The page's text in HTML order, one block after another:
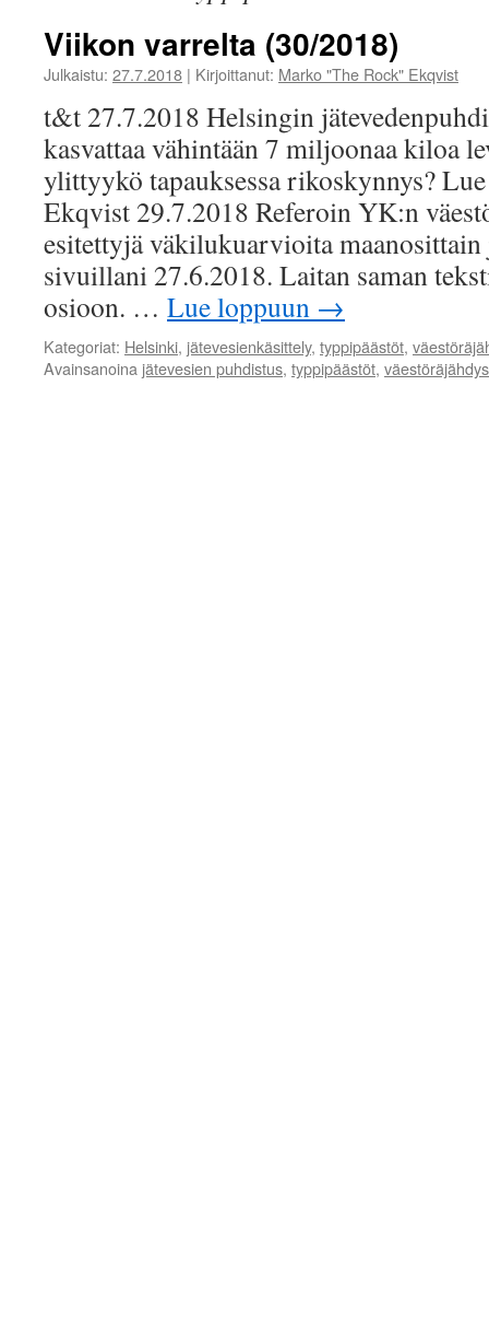
Viikon varrelta (30/2018)
Julkaistu: 27.7.2018 | Kirjoittanut: Marko "The Rock" Ekqvist
t&t 27.7.2018 Helsingin
kasvattaa vähintään 7 miljoonaa kiloa
ylittyykö tapauksessa rikoskynnys?
Ekqvist 29.7.2018 Referoin YK:n
esitettyjä väkilukuarvioita
sivuillani 27.6.2018. Laitan saman
osioon. … Lue loppuun →
Kategoriat: Helsinki, jätevesienkäsittely, typpipäästöt,
Avainsanoina jätevesien puhdistus, typpipäästöt, väestöräjähdys